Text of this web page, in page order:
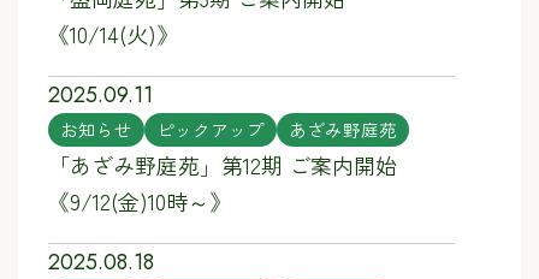
《10/14(火)》
2025.09.11
お知らせ ピックアップ あざみ野庭苑
「あざみ野庭苑」第12期 ご案内開始
《9/12(金)10時～》
2025.08.18